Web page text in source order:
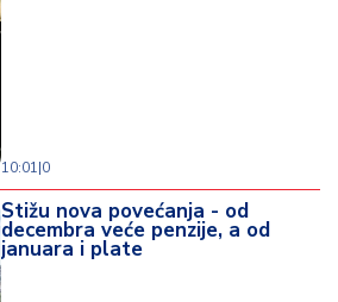
10:01|0
Stižu nova povećanja - od
decembra veće penzije, a od
januara i plate